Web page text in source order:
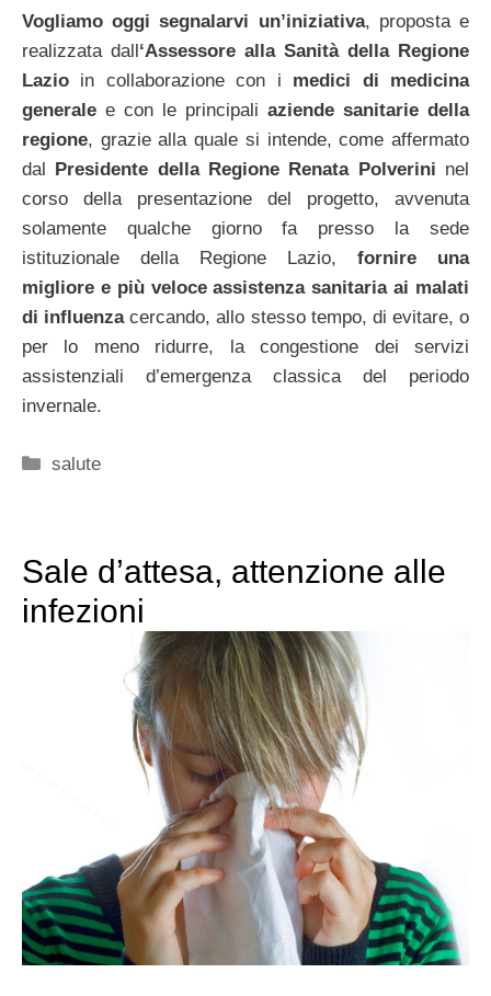
Vogliamo oggi segnalarvi un’iniziativa, proposta e
realizzata dall‘Assessore alla Sanità della Regione
Lazio in collaborazione con i medici di medicina
generale e con le principali aziende sanitarie della
regione, grazie alla quale si intende, come affermato
dal Presidente della Regione Renata Polverini nel
corso della presentazione del progetto, avvenuta
solamente qualche giorno fa presso la sede
istituzionale della Regione Lazio, fornire una
migliore e più veloce assistenza sanitaria ai malati
di influenzacercando, allo stesso tempo, di evitare, o
per lo meno ridurre, la congestione dei servizi
assistenziali d’emergenza classica del periodo
invernale.
Categorie
salute
Sale d’attesa, attenzione alle
infezioni